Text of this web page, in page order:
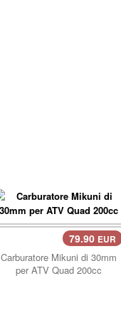
79.90 EUR
Carburatore Mikuni di 30mm
per ATV Quad 200cc